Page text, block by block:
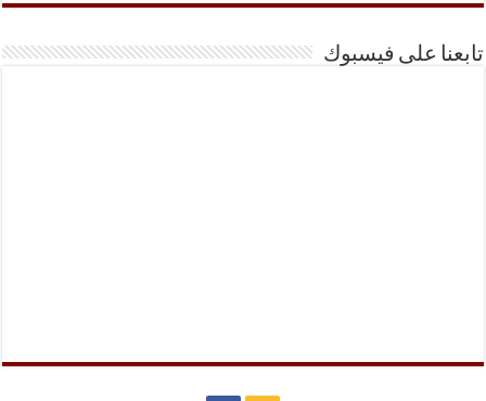
تابعنا على فيسبوك